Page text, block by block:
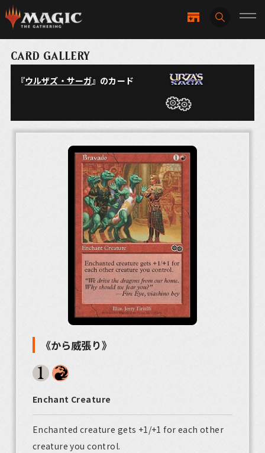
CARD GALLERY
『ウルザズ・サーガ』のカード
《から威張り》
Enchant Creature
Enchanted creature gets +1/+1 for each other
creature you control.